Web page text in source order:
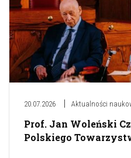
20.07.2026 Aktualności
Prof. Jan Woleński
Polskiego